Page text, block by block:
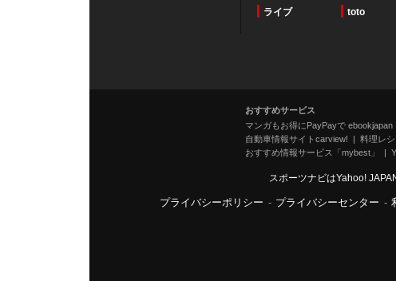
ライブ toto
おすすめサービス
マンガもお得にPayPayで ebookjapan
自動車情報サイトcarview!
料理レ
おすすめ情報サービス「mybest」
スポーツナビはYahoo!
プライバシーポリシー - プライバシーセンター -